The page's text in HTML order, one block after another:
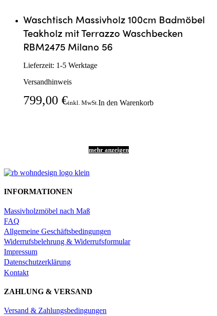
Waschtisch Massivholz 100cm Badmöbel
Teakholz mit Terrazzo Waschbecken
RBM2475 Milano 56
Lieferzeit: 1-5 Werktage
Versandhinweis
799,00 €inkl. MwSt. In den Warenkorb
INFORMATIONEN
Massivholzmöbel nach Maß
FAQ
Allgemeine Geschäftsbedingungen
Widerrufsbelehrung & Widerrufsformular
Impressum
Datenschutzerklärung
Kontakt
ZAHLUNG & VERSAND
Versand & Zahlungsbedingungen